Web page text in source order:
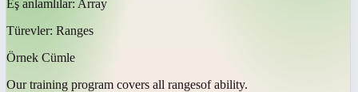
Eş anlamlılar: Array
Türevler: Ranges
Örnek Cümle
Our training program covers all rangesof ability.